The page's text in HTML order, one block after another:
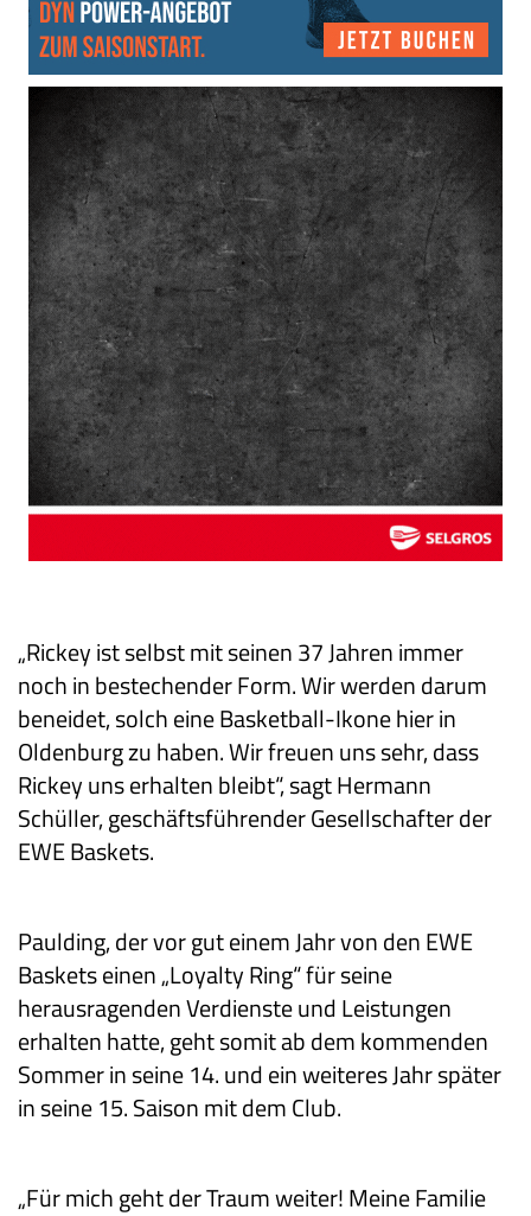
„Rickey ist selbst mit seinen 37 Jahren immer
noch in bestechender Form. Wir werden darum
beneidet, solch eine Basketball-Ikone hier in
Oldenburg zu haben. Wir freuen uns sehr, dass
Rickey uns erhalten bleibt“, sagt Hermann
Schüller, geschäftsführender Gesellschafter der
EWE Baskets.
Paulding, der vor gut einem Jahr von den EWE
Baskets einen „Loyalty Ring“ für seine
herausragenden Verdienste und Leistungen
erhalten hatte, geht somit ab dem kommenden
Sommer in seine 14. und ein weiteres Jahr später
in seine 15. Saison mit dem Club.
„Für mich geht der Traum weiter! Meine Familie